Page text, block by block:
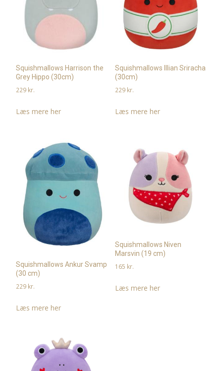
Squishmallows Harrison the
Grey Hippo (30cm)
229 kr.
Læs mere her
Squishmallows Illian Sriracha
(30cm)
229 kr.
Læs mere her
Squishmallows Ankur Svamp
(30 cm)
229 kr.
Læs mere her
Squishmallows Niven
Marsvin (19 cm)
165 kr.
Læs mere her